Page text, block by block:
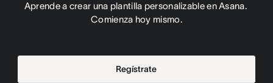
Aprende a crear una plantilla personalizable en Asana.
Comienza hoy mismo.
Regístrate